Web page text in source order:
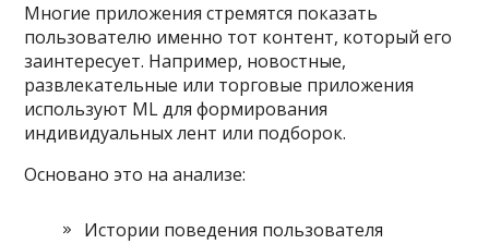
Многие приложения стремятся показать
пользователю именно тот контент, который его
заинтересует. Например, новостные,
развлекательные или торговые приложения
используют ML для формирования
индивидуальных лент или подборок.
Основано это на анализе:
Истории поведения пользователя